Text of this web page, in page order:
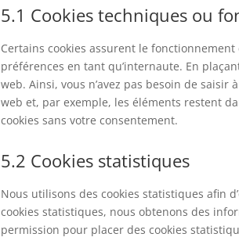
5.1 Cookies techniques ou
Certains cookies assurent le
préférences en tant qu’internaute. En
web. Ainsi, vous n’avez pas besoin de
web et, par exemple, les éléments restent
cookies sans votre consentement.
5.2 Cookies statistiques
Nous utilisons des cookies statistiques afin
cookies statistiques, nous obtenons des
permission pour placer des cookies